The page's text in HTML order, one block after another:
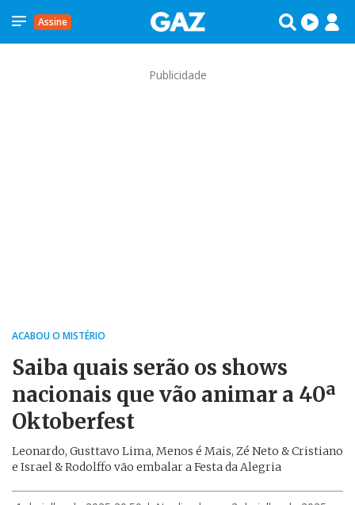
Assine
Publicidade
ACABOU O MISTÉRIO
Saiba quais serão os shows
nacionais que vão animar a 40ª
Oktoberfest
Leonardo, Gusttavo Lima, Menos é Mais, Zé Neto & Cristiano
e Israel & Rodolffo vão embalar a Festa da Alegria